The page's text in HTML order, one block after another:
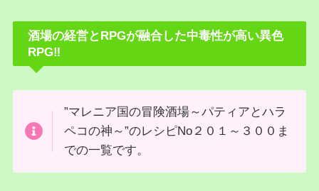
酒場の経営とRPGが融合した中毒性が高い異色
RPG‼
”マレニア国の冒険酒場～パティアとハラ
ペコの神～”のレシピNo２０１～３００ま
での一覧です。